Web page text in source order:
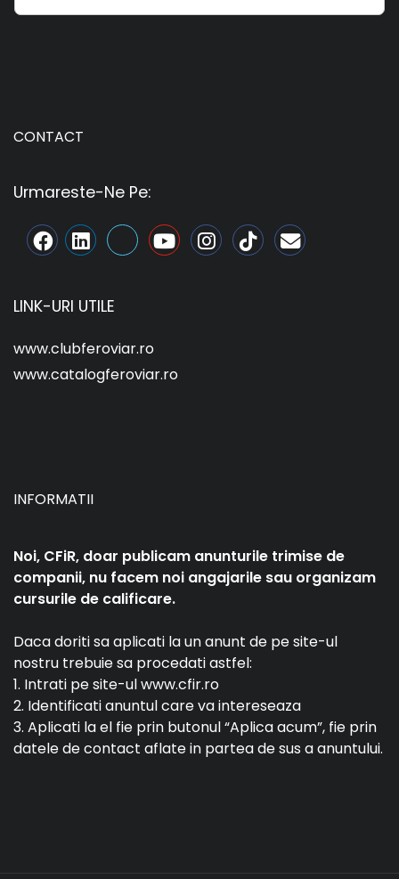
CONTACT
Urmareste-Ne Pe:
LINK-URI UTILE
www.clubferoviar.ro
www.catalogferoviar.ro
INFORMATII
Noi, CFiR, doar publicam anunturile trimise de
companii, nu facem noi angajarile sau organizam
cursurile de calificare.
Daca doriti sa aplicati la un anunt de pe site-ul
nostru trebuie sa procedati astfel:
1. Intrati pe site-ul www.cfir.ro
2. Identificati anuntul care va intereseaza
3. Aplicati la el fie prin butonul “Aplica acum”, fie prin
datele de contact aflate in partea de sus a anuntului.